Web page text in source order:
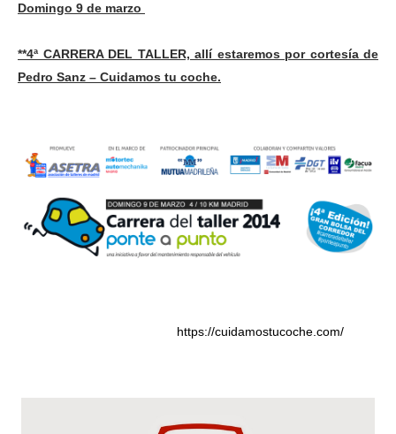
Domingo 9 de marzo
**4ª CARRERA DEL TALLER, allí estaremos por cortesía de
Pedro Sanz – Cuidamos tu coche.
https://cuidamostucoche.com/